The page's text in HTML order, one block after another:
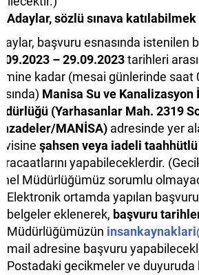
Adaylar, sözlü sınava
başvuru esnasında istenilen
– 29.09.2023tarihleri
kadar (mesai günlerinde saat
Manisa Su ve Kanalizasyon
(Yarhasanlar Mah. 2319
MANİSA) adresinde yer
şahsen veya iadeli
yapabileceklerdir.
Müdürlüğümüz sorumlu
Elektronik ortamda yapılan
belgeler eklenerek, başvuru
Müdürlüğümüzün
mail adresine başvuru
Postadaki gecikmeler ve duyuruda